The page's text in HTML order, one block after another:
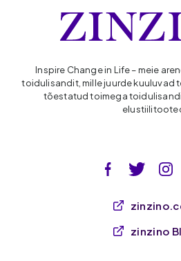
Inspire Change in Life – meie
toidulisandit, mille juurde kuuluvad
tõestatud toimega
zinzino